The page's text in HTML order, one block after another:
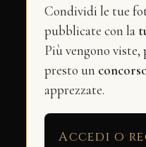
Condividi le tue
pubblicate con la
Più vengono
presto un
apprezzate.
Accedi o